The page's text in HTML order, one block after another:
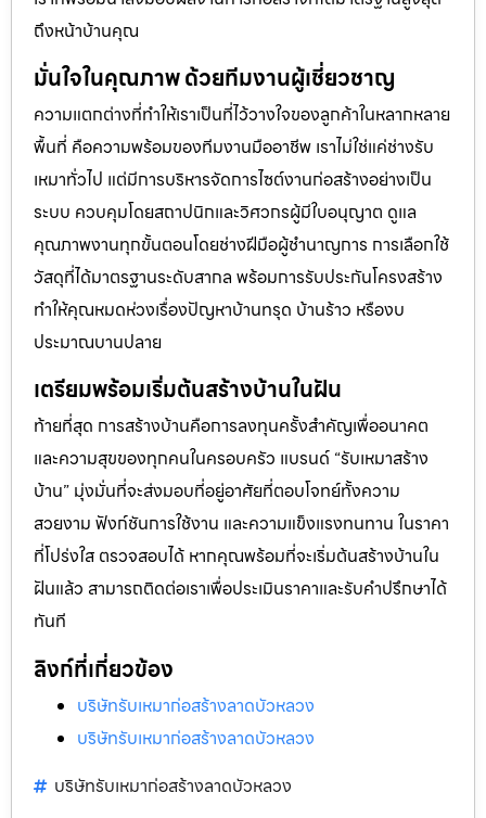
ถึงหน้าบ้านคุณ
มั่นใจในคุณภาพ ด้วยทีมงานผู้เชี่ยวชาญ
ความแตกต่างที่ทำให้เราเป็นที่ไว้วางใจของลูกค้าในหลากหลาย
พื้นที่ คือความพร้อมของทีมงานมืออาชีพ เราไม่ใช่แค่ช่างรับ
เหมาทั่วไป แต่มีการบริหารจัดการไซต์งานก่อสร้างอย่างเป็น
ระบบ ควบคุมโดยสถาปนิกและวิศวกรผู้มีใบอนุญาต ดูแล
คุณภาพงานทุกขั้นตอนโดยช่างฝีมือผู้ชำนาญการ การเลือกใช้
วัสดุที่ได้มาตรฐานระดับสากล พร้อมการรับประกันโครงสร้าง
ทำให้คุณหมดห่วงเรื่องปัญหาบ้านทรุด บ้านร้าว หรืองบ
ประมาณบานปลาย
เตรียมพร้อมเริ่มต้นสร้างบ้านในฝัน
ท้ายที่สุด การสร้างบ้านคือการลงทุนครั้งสำคัญเพื่ออนาคต
และความสุขของทุกคนในครอบครัว แบรนด์ “รับเหมาสร้าง
บ้าน” มุ่งมั่นที่จะส่งมอบที่อยู่อาศัยที่ตอบโจทย์ทั้งความ
สวยงาม ฟังก์ชันการใช้งาน และความแข็งแรงทนทาน ในราคา
ที่โปร่งใส ตรวจสอบได้ หากคุณพร้อมที่จะเริ่มต้นสร้างบ้านใน
ฝันแล้ว สามารถติดต่อเราเพื่อประเมินราคาและรับคำปรึกษาได้
ทันที
ลิงก์ที่เกี่ยวข้อง
บริษัทรับเหมาก่อสร้างลาดบัวหลวง
บริษัทรับเหมาก่อสร้างลาดบัวหลวง
บริษัทรับเหมาก่อสร้างลาดบัวหลวง